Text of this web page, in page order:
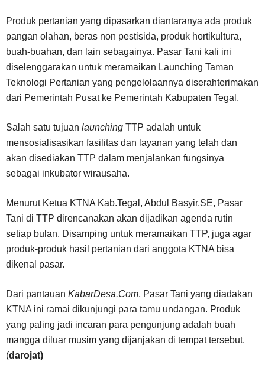
Produk pertanian yang dipasarkan diantaranya ada produk
pangan olahan, beras non pestisida, produk hortikultura,
buah-buahan, dan lain sebagainya. Pasar Tani kali ini
diselenggarakan untuk meramaikan Launching Taman
Teknologi Pertanian yang pengelolaannya diserahterimakan
dari Pemerintah Pusat ke Pemerintah Kabupaten Tegal.
Salah satu tujuan launching TTP adalah untuk
mensosialisasikan fasilitas dan layanan yang telah dan
akan disediakan TTP dalam menjalankan fungsinya
sebagai inkubator wirausaha.
Menurut Ketua KTNA Kab.Tegal, Abdul Basyir,SE, Pasar
Tani di TTP direncanakan akan dijadikan agenda rutin
setiap bulan. Disamping untuk meramaikan TTP, juga agar
produk-produk hasil pertanian dari anggota KTNA bisa
dikenal pasar.
Dari pantauan KabarDesa.Com, Pasar Tani yang diadakan
KTNA ini ramai dikunjungi para tamu undangan. Produk
yang paling jadi incaran para pengunjung adalah buah
mangga diluar musim yang dijanjakan di tempat tersebut.
(darojat)